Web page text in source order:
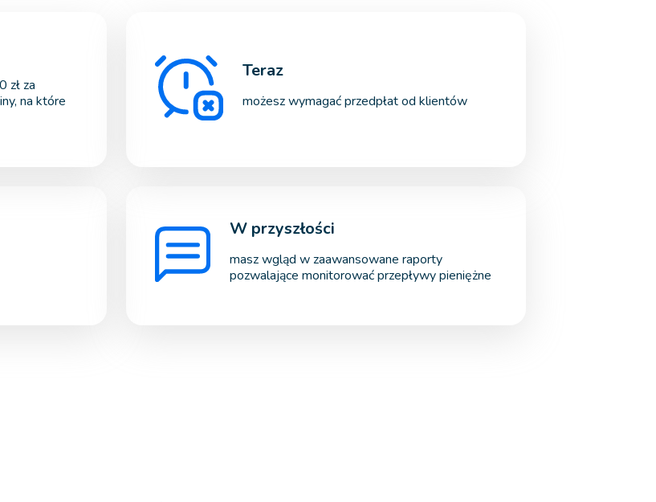
zł za
na które
Teraz
możesz wymagać przedpłat od klientów
W przyszłości
masz wgląd w zaawansowane raporty
pozwalające monitorować przepływy pieniężne